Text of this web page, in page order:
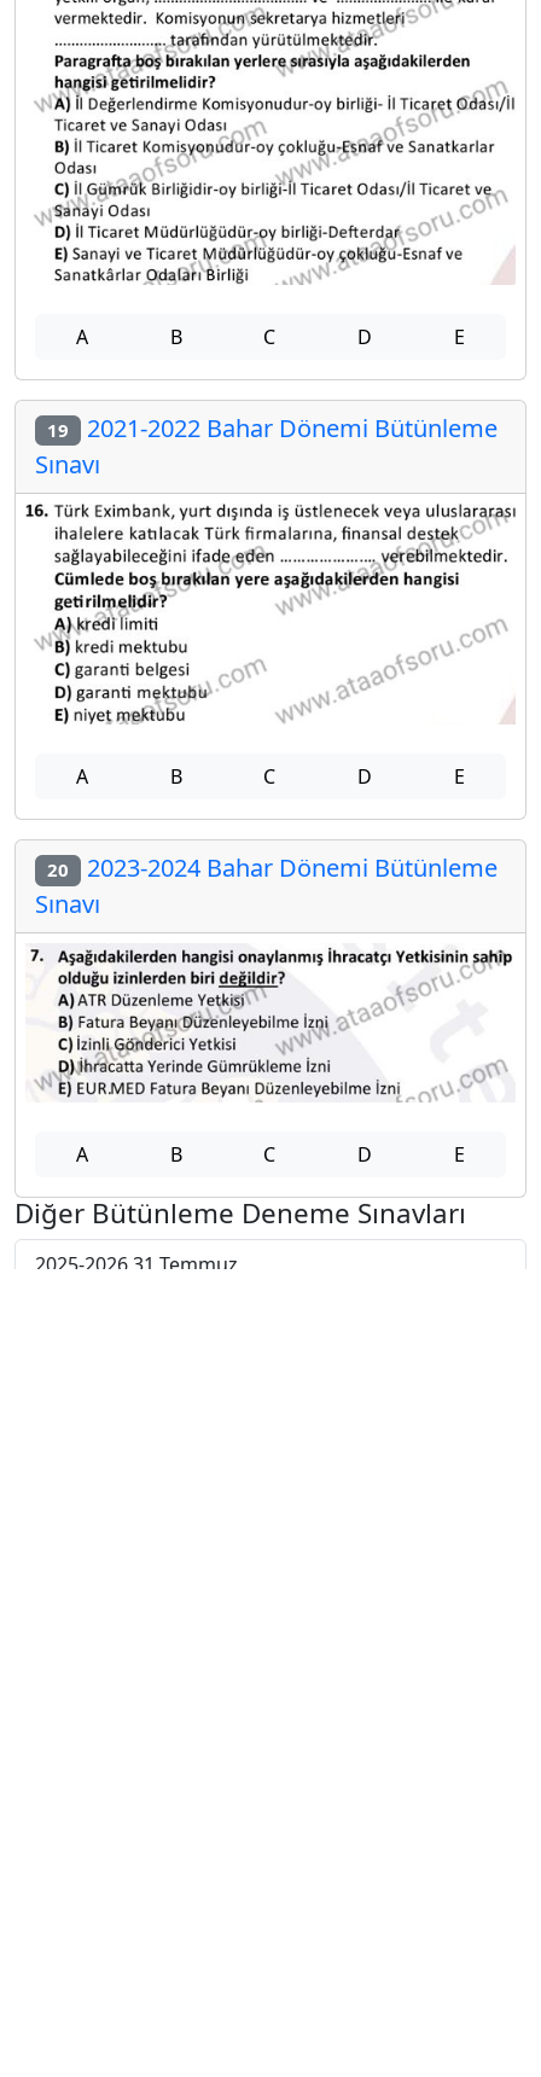
A B C D E
19 2021-2022 Bahar Dönemi Bütünleme
Sınavı
A B C D E
20 2023-2024 Bahar Dönemi Bütünleme
Sınavı
A B C D E
Diğer Bütünleme Deneme Sınavları
2025-2026 31 Temmuz